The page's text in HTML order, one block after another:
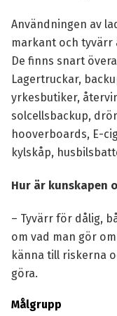
Användningen av
markant och tyvärr
De finns snart
Lagertruckar,
yrkesbutiker,
solcellsbackup,
hooverboards, E-
kylskåp,
Hur är kunskapen
– Tyvärr för dålig,
om vad man gör
känna till riskerna
göra.
Målgrupp